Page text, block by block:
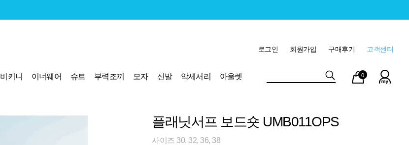
고객센터
구매후기
회원가입
로그인
비키니 이너웨어 슈트 부력조끼 모자 신발 악세서리
아울렛
마이
페이
장바
구니
0
플래닛서프 보드숏 UMB011OPS
사이즈 30, 32, 36, 38